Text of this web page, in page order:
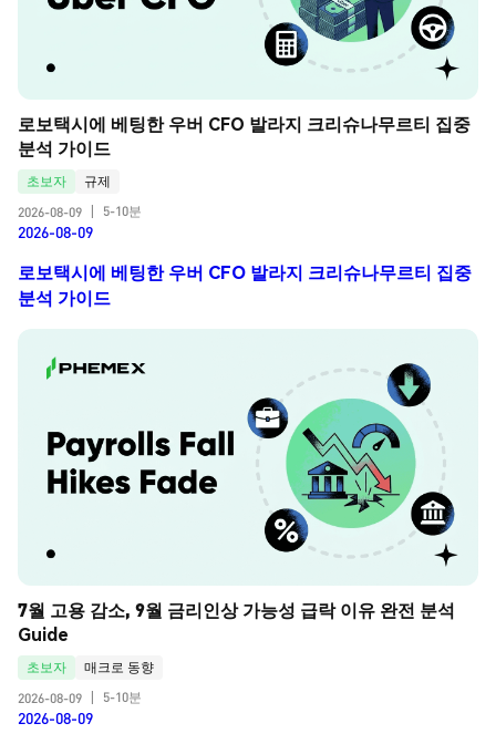
로보택시에 베팅한 우버 CFO 발라지 크리슈나무르티 집중
분석 가이드
초보자
규제
2026-08-09
5-10분
2026-08-09
로보택시에 베팅한 우버 CFO 발라지 크리슈나무르티 집중
분석 가이드
7월 고용 감소, 9월 금리인상 가능성 급락 이유 완전 분석
Guide
초보자
매크로 동향
2026-08-09
5-10분
2026-08-09